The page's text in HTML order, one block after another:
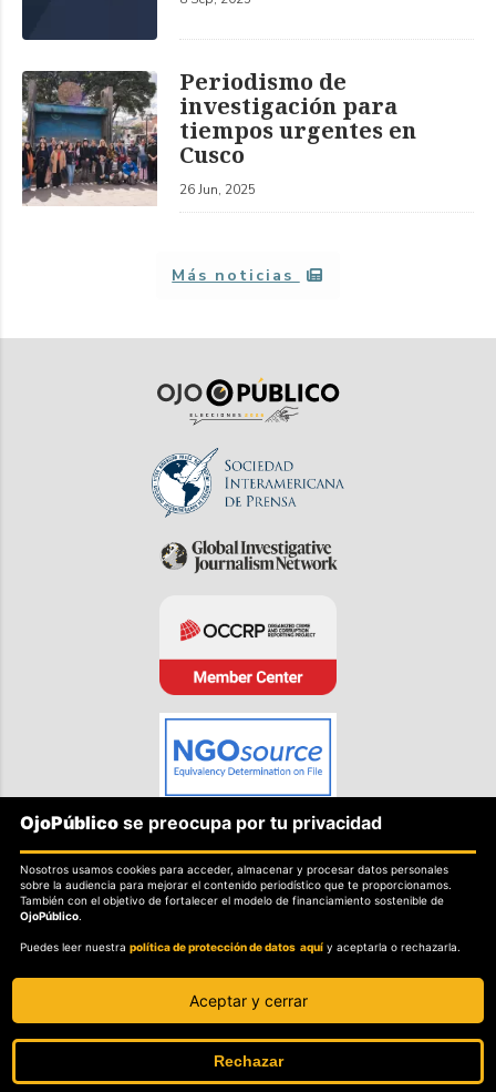
Periodismo de
investigación para
tiempos urgentes en
Cusco
26 Jun, 2025
Más noticias
SOBRE OJOPÚBLICO
Nosotros.
Misión, visión y valores.
Política de protección de datos personales.
Sobre el secreto profesional y periodístico.
Sobre el derecho de rectificación.
OjoPúblico se preocupa por tu privacidad
Nosotros usamos cookies para acceder, almacenar y procesar datos personales
sobre la audiencia para mejorar el contenido periodístico que te proporcionamos.
También con el objetivo de fortalecer el modelo de financiamiento sostenible de
OjoPúblico.
Puedes leer nuestrapolítica de protección de datos aquí y aceptarla o rechazarla.
Aceptar y cerrar
Rechazar